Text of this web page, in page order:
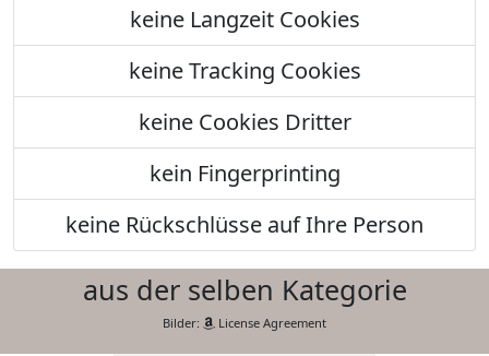
keine Langzeit Cookies
keine Tracking Cookies
keine Cookies Dritter
kein Fingerprinting
keine Rückschlüsse auf Ihre Person
aus der selben Kategorie
Bilder: License Agreement